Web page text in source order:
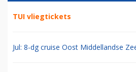
TUI vliegtickets
Jul: 8-dg cruise Oost Middellandse